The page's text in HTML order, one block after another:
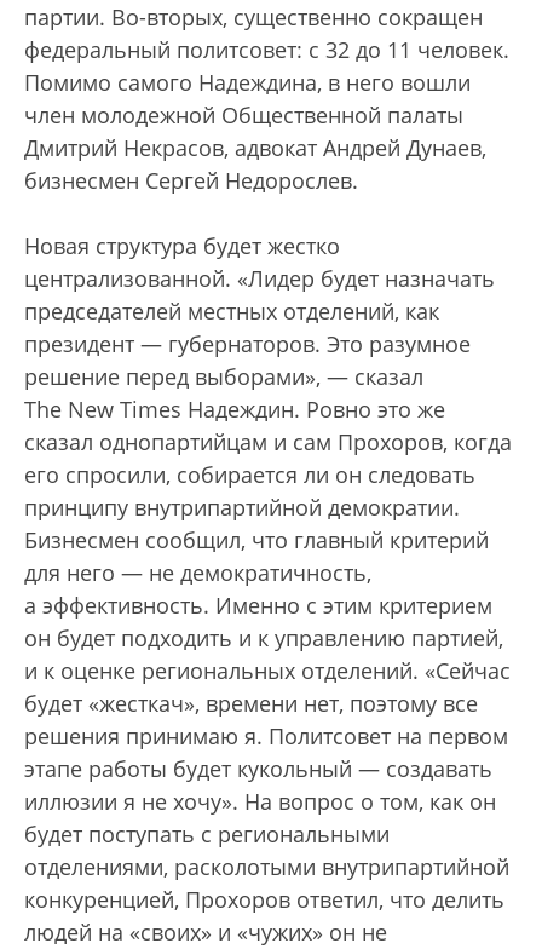
партии. Во-вторых, существенно сокращен
федеральный политсовет: с 32 до 11 человек.
Помимо самого Надеждина, в него вошли
член молодежной Общественной палаты
Дмитрий Некрасов, адвокат Андрей Дунаев,
бизнесмен Сергей Недорослев.
Новая структура будет жестко
централизованной. «Лидер будет назначать
председателей местных отделений, как
президент — губернаторов. Это разумное
решение перед выборами», — сказал
The New Times Надеждин. Ровно это же
сказал однопартийцам и сам Прохоров, когда
его спросили, собирается ли он следовать
принципу внутрипартийной демократии.
Бизнесмен сообщил, что главный критерий
для него — не демократичность,
а эффективность. Именно с этим критерием
он будет подходить и к управлению партией,
и к оценке региональных отделений. «Сейчас
будет «жесткач», времени нет, поэтому все
решения принимаю я. Политсовет на первом
этапе работы будет кукольный — создавать
иллюзии я не хочу». На вопрос о том, как он
будет поступать с региональными
отделениями, расколотыми внутрипартийной
конкуренцией, Прохоров ответил, что делить
людей на «своих» и «чужих» он не